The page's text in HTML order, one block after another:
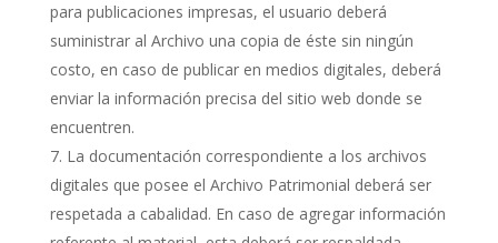
para publicaciones impresas, el usuario deberá
suministrar al Archivo una copia de éste sin ningún
costo, en caso de publicar en medios digitales, deberá
enviar la información precisa del sitio web donde se
encuentren.
La documentación correspondiente a los archivos
digitales que posee el Archivo Patrimonial deberá ser
respetada a cabalidad. En caso de agregar información